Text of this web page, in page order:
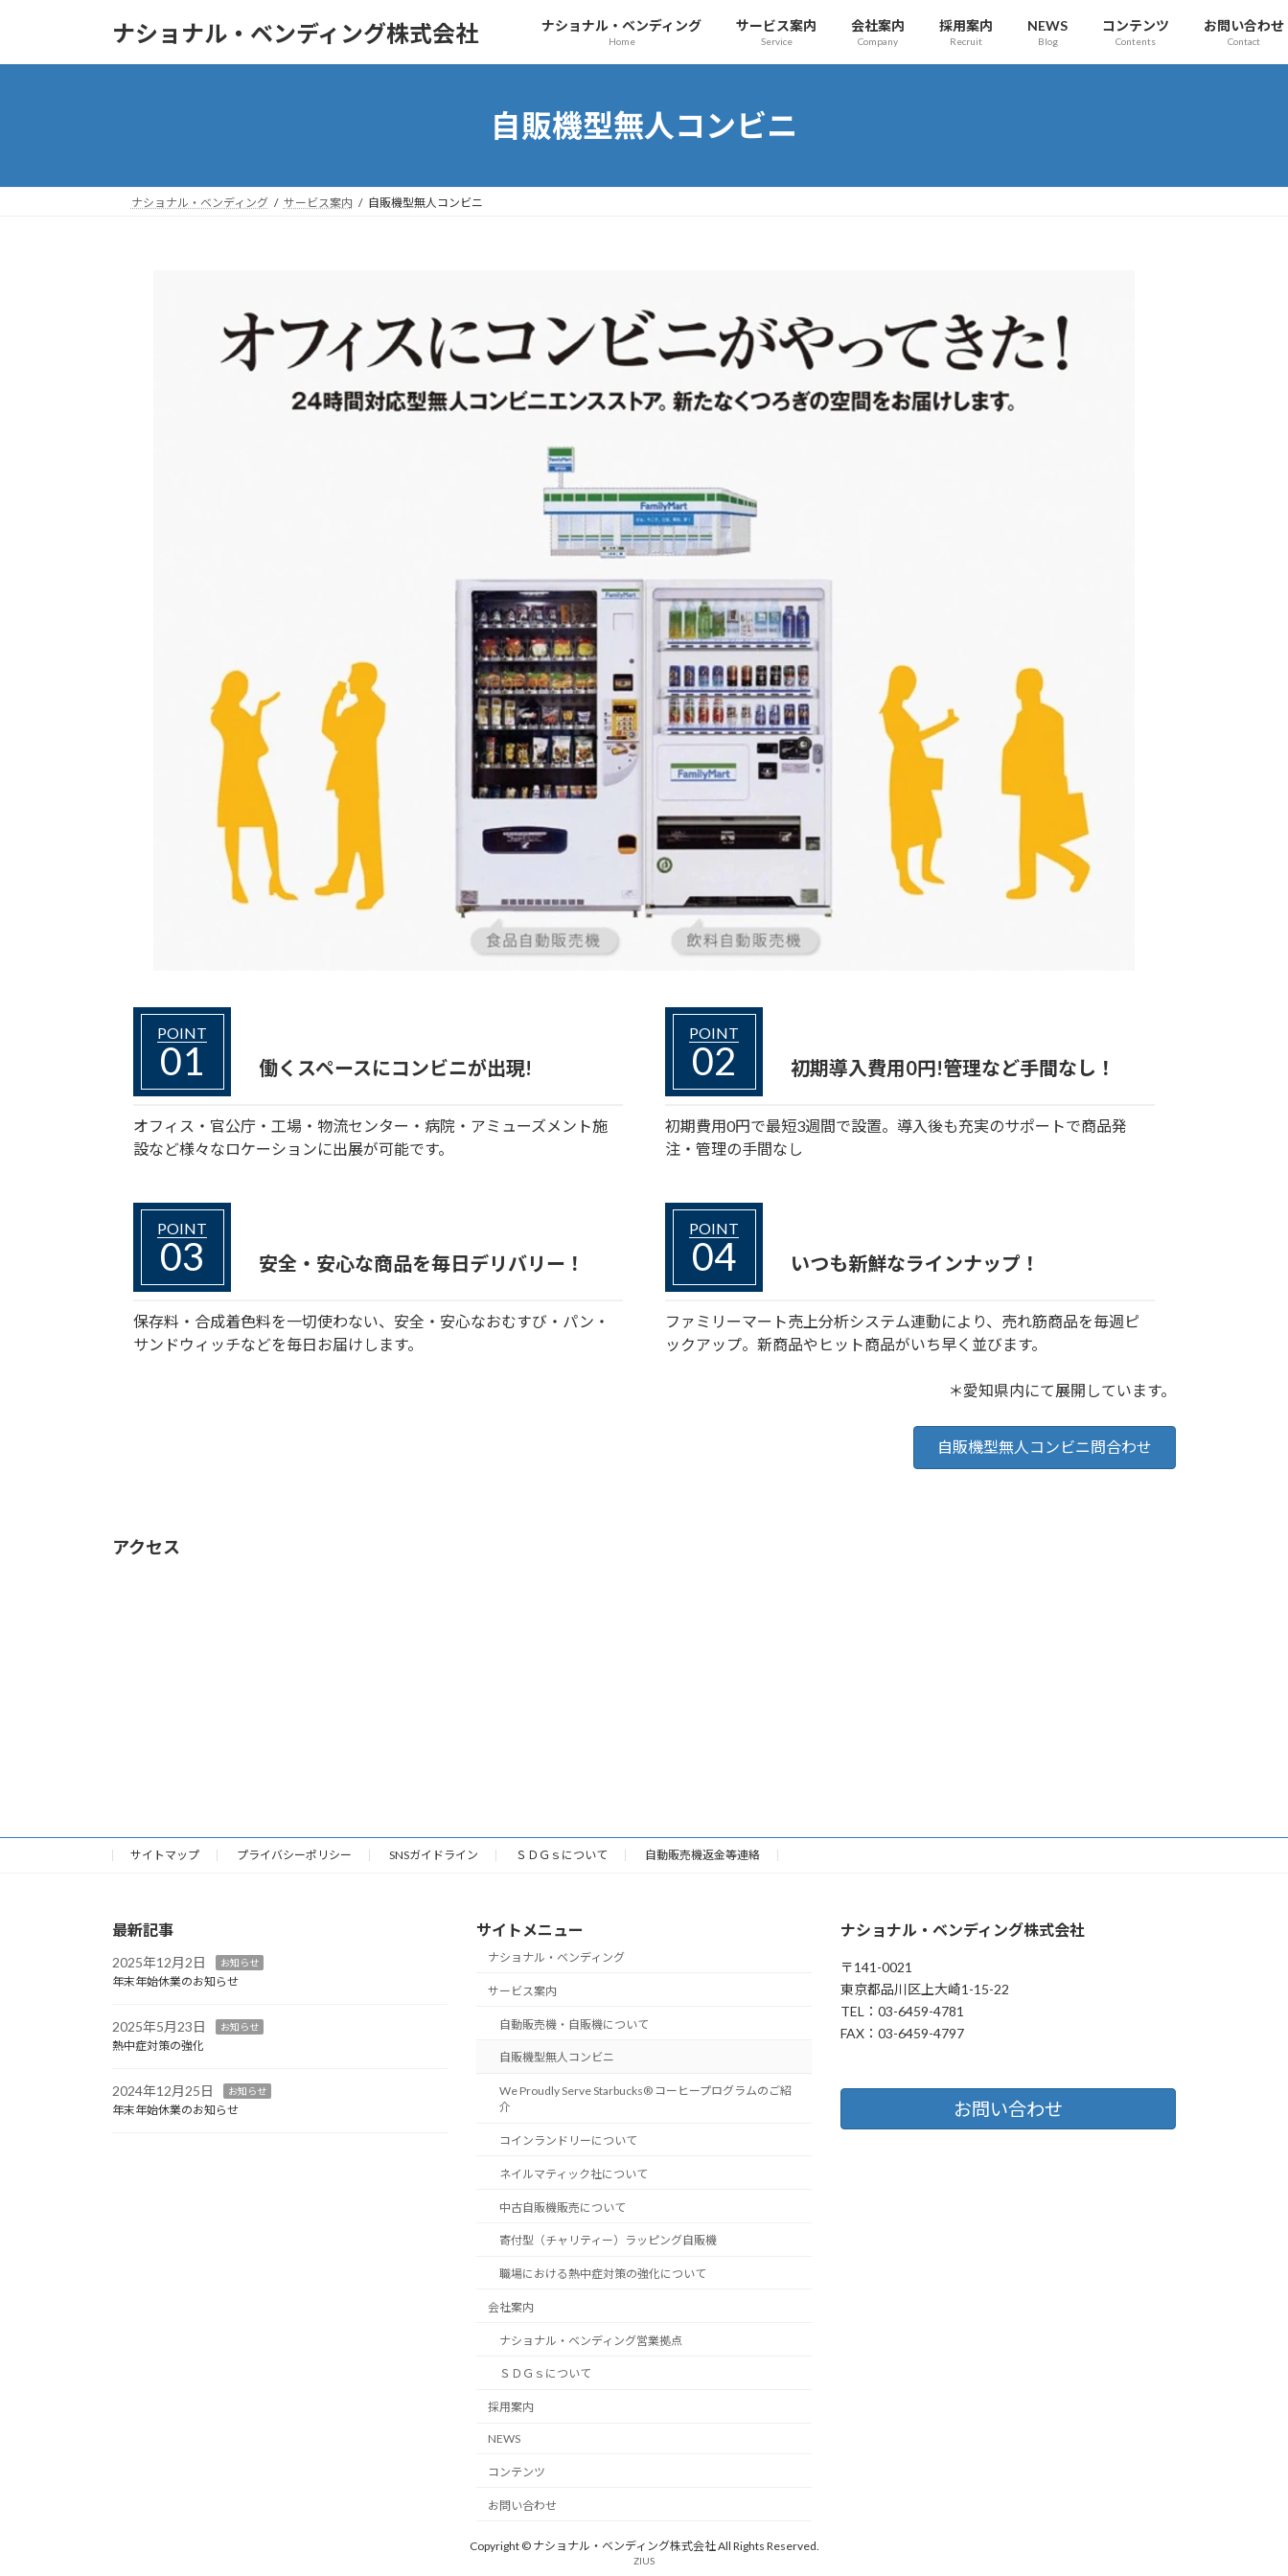
ナショナル・ベンディング株式会社 ナショナル・ベンディング
Home
サービス案内
Service
会社案内
Company
採用案内
Recruit
NEWS
Blog
コンテンツ
Contents
お問い合わせ
Contact
自販機型無人コンビニ
ナショナル・ベンディング サービス案内 自販機型無人コンビニ
POINT
01 働くスペースにコンビニが出現!
オフィス・官公庁・工場・物流センター・病院・アミューズメント施
設など様々なロケーションに出展が可能です。
POINT
02 初期導入費用0円!管理など手間なし！
初期費用0円で最短3週間で設置。導入後も充実のサポートで商品発
注・管理の手間なし
POINT
03 安全・安心な商品を毎日デリバリー！
保存料・合成着色料を一切使わない、安全・安心なおむすび・パン・
サンドウィッチなどを毎日お届けします。
POINT
04 いつも新鮮なラインナップ！
ファミリーマート売上分析システム連動により、売れ筋商品を毎週ピ
ックアップ。新商品やヒット商品がいち早く並びます。
＊愛知県内にて展開しています。
自販機型無人コンビニ問合わせ
アクセス
サイトマップ プライバシーポリシー SNSガイドライン ＳＤＧｓについて 自動販売機返金等連絡
最新記事
2025年12月2日 お知らせ
年末年始休業のお知らせ
2025年5月23日 お知らせ
熱中症対策の強化
2024年12月25日 お知らせ
年末年始休業のお知らせ
サイトメニュー
ナショナル・ベンディング
サービス案内
自動販売機・自販機について
自販機型無人コンビニ
We Proudly Serve Starbucks® コーヒープログラムのご紹
介
コインランドリーについて
ネイルマティック社について
中古自販機販売について
寄付型（チャリティー）ラッピング自販機
職場における熱中症対策の強化について
会社案内
ナショナル・ベンディング営業拠点
ＳＤＧｓについて
採用案内
NEWS
コンテンツ
お問い合わせ
ナショナル・ベンディング株式会社
〒141-0021
東京都品川区上大崎1-15-22
TEL：03-6459-4781
FAX：03-6459-4797
お問い合わせ
Copyright © ナショナル・ベンディング株式会社 All Rights Reserved.
ZIUS